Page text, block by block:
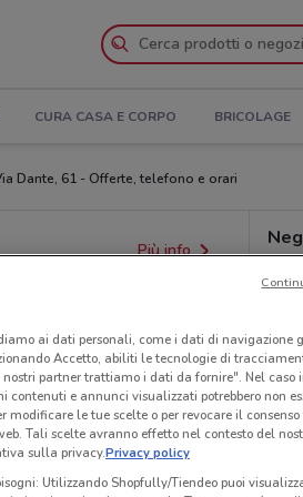
CURA CASA E CORPO BRICOLAGE
Dante, 61 - Offerte, telefono e orari
Più info
ai dati personali, come i dati di navigazione
Accetto, abiliti le tecnologie di
partner trattiamo i dati da fornire". Nel caso
contenuti e annunci visualizzati potrebbero non
modificare le tue scelte o per revocare il
Tali scelte avranno effetto nel contesto del
sulla privacy.Privacy policy
Utilizzando Shopfully/Tiendeo puoi